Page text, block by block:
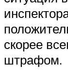
скорее
штрафом.